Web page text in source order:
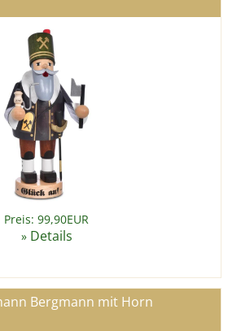
Preis: 99,90EUR
» Details
Bergmann mit Horn